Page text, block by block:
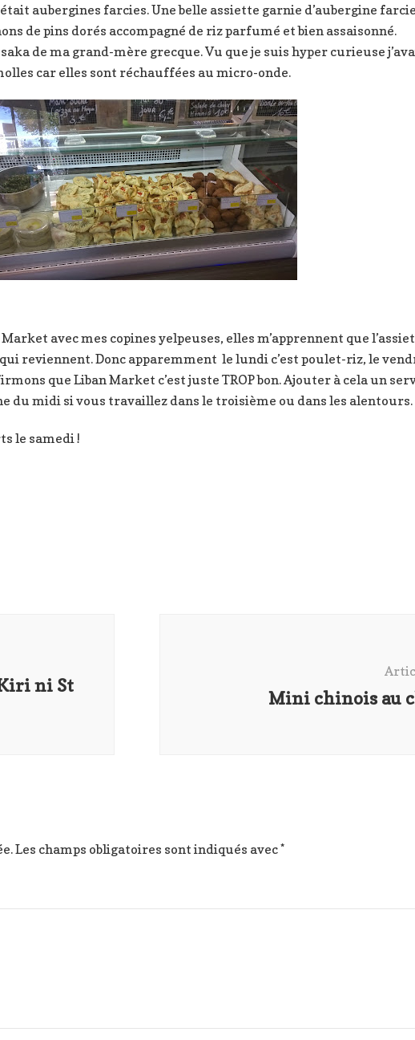
aubergines farcies. Une belle assiette garnie d’aubergine
de pins dorés accompagné de riz parfumé et bien assaisonné.
de ma grand-mère grecque. Vu que je suis hyper curieuse
car elles sont réchauffées au micro-onde.
avec mes copines yelpeuses, elles m’apprennent que
reviennent. Donc apparemment le lundi c’est poulet-riz, le
que Liban Market c’est juste TROP bon. Ajouter à cela un
du midi si vous travaillez dans le troisième ou dans les alentours.
le samedi !
ni St
Mini chinois au
Les champs obligatoires sont indiqués avec*